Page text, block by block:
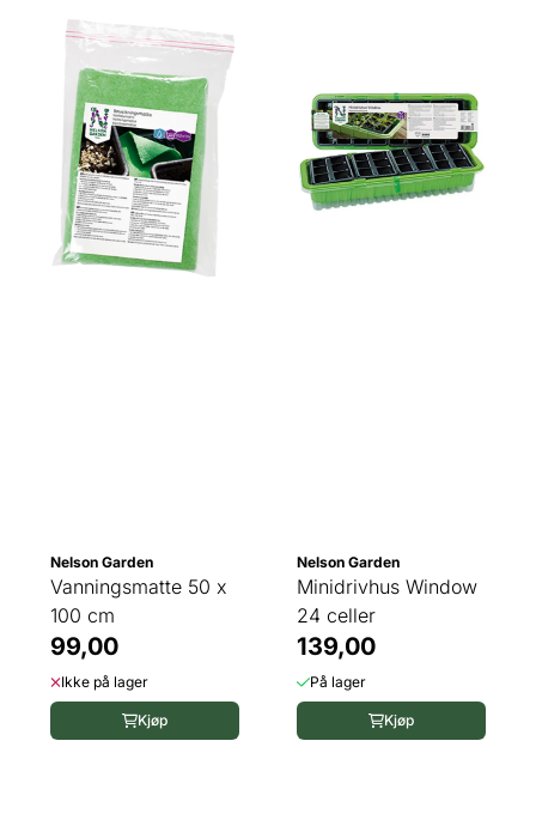
Nelson Garden
Vanningsmatte 50 x
100 cm
99,00
Ikke på lager
Kjøp
Nelson Garden
Minidrivhus Window
24 celler
139,00
På lager
Kjøp